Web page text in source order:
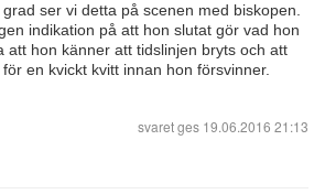
ser vi detta på scenen med biskopen.
indikation på att hon slutat gör vad hon
att hon känner att tidslinjen bryts och att
en kvickt kvitt innan hon försvinner.
svaret ges 19.06.2016 21:13